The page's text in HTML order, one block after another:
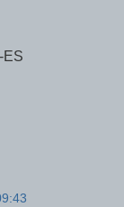
ES